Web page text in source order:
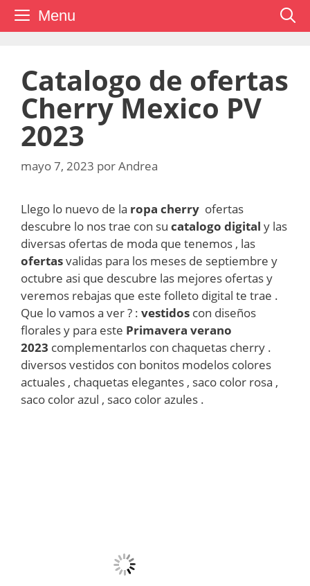
Saltar Menu
Catalogo de ofertas
Cherry Mexico PV
2023
mayo 7, 2023 porAndrea
Llego lo nuevo de la ropa cherry ofertas
descubre lo nos trae con su catalogo digital y las
diversas ofertas de moda que tenemos , las
ofertasvalidas para los meses de septiembre y
octubre asi que descubre las mejores ofertas y
veremos rebajas que este folleto digital te trae .
Que lo vamos a ver ? : vestidos con diseños
florales y para este Primavera verano
2023 complementarlos con chaquetas cherry .
diversos vestidos con bonitos modelos colores
actuales , chaquetas elegantes , saco color rosa ,
saco color azul , saco color azules .